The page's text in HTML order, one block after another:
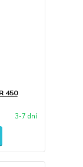
450
3-7 dní